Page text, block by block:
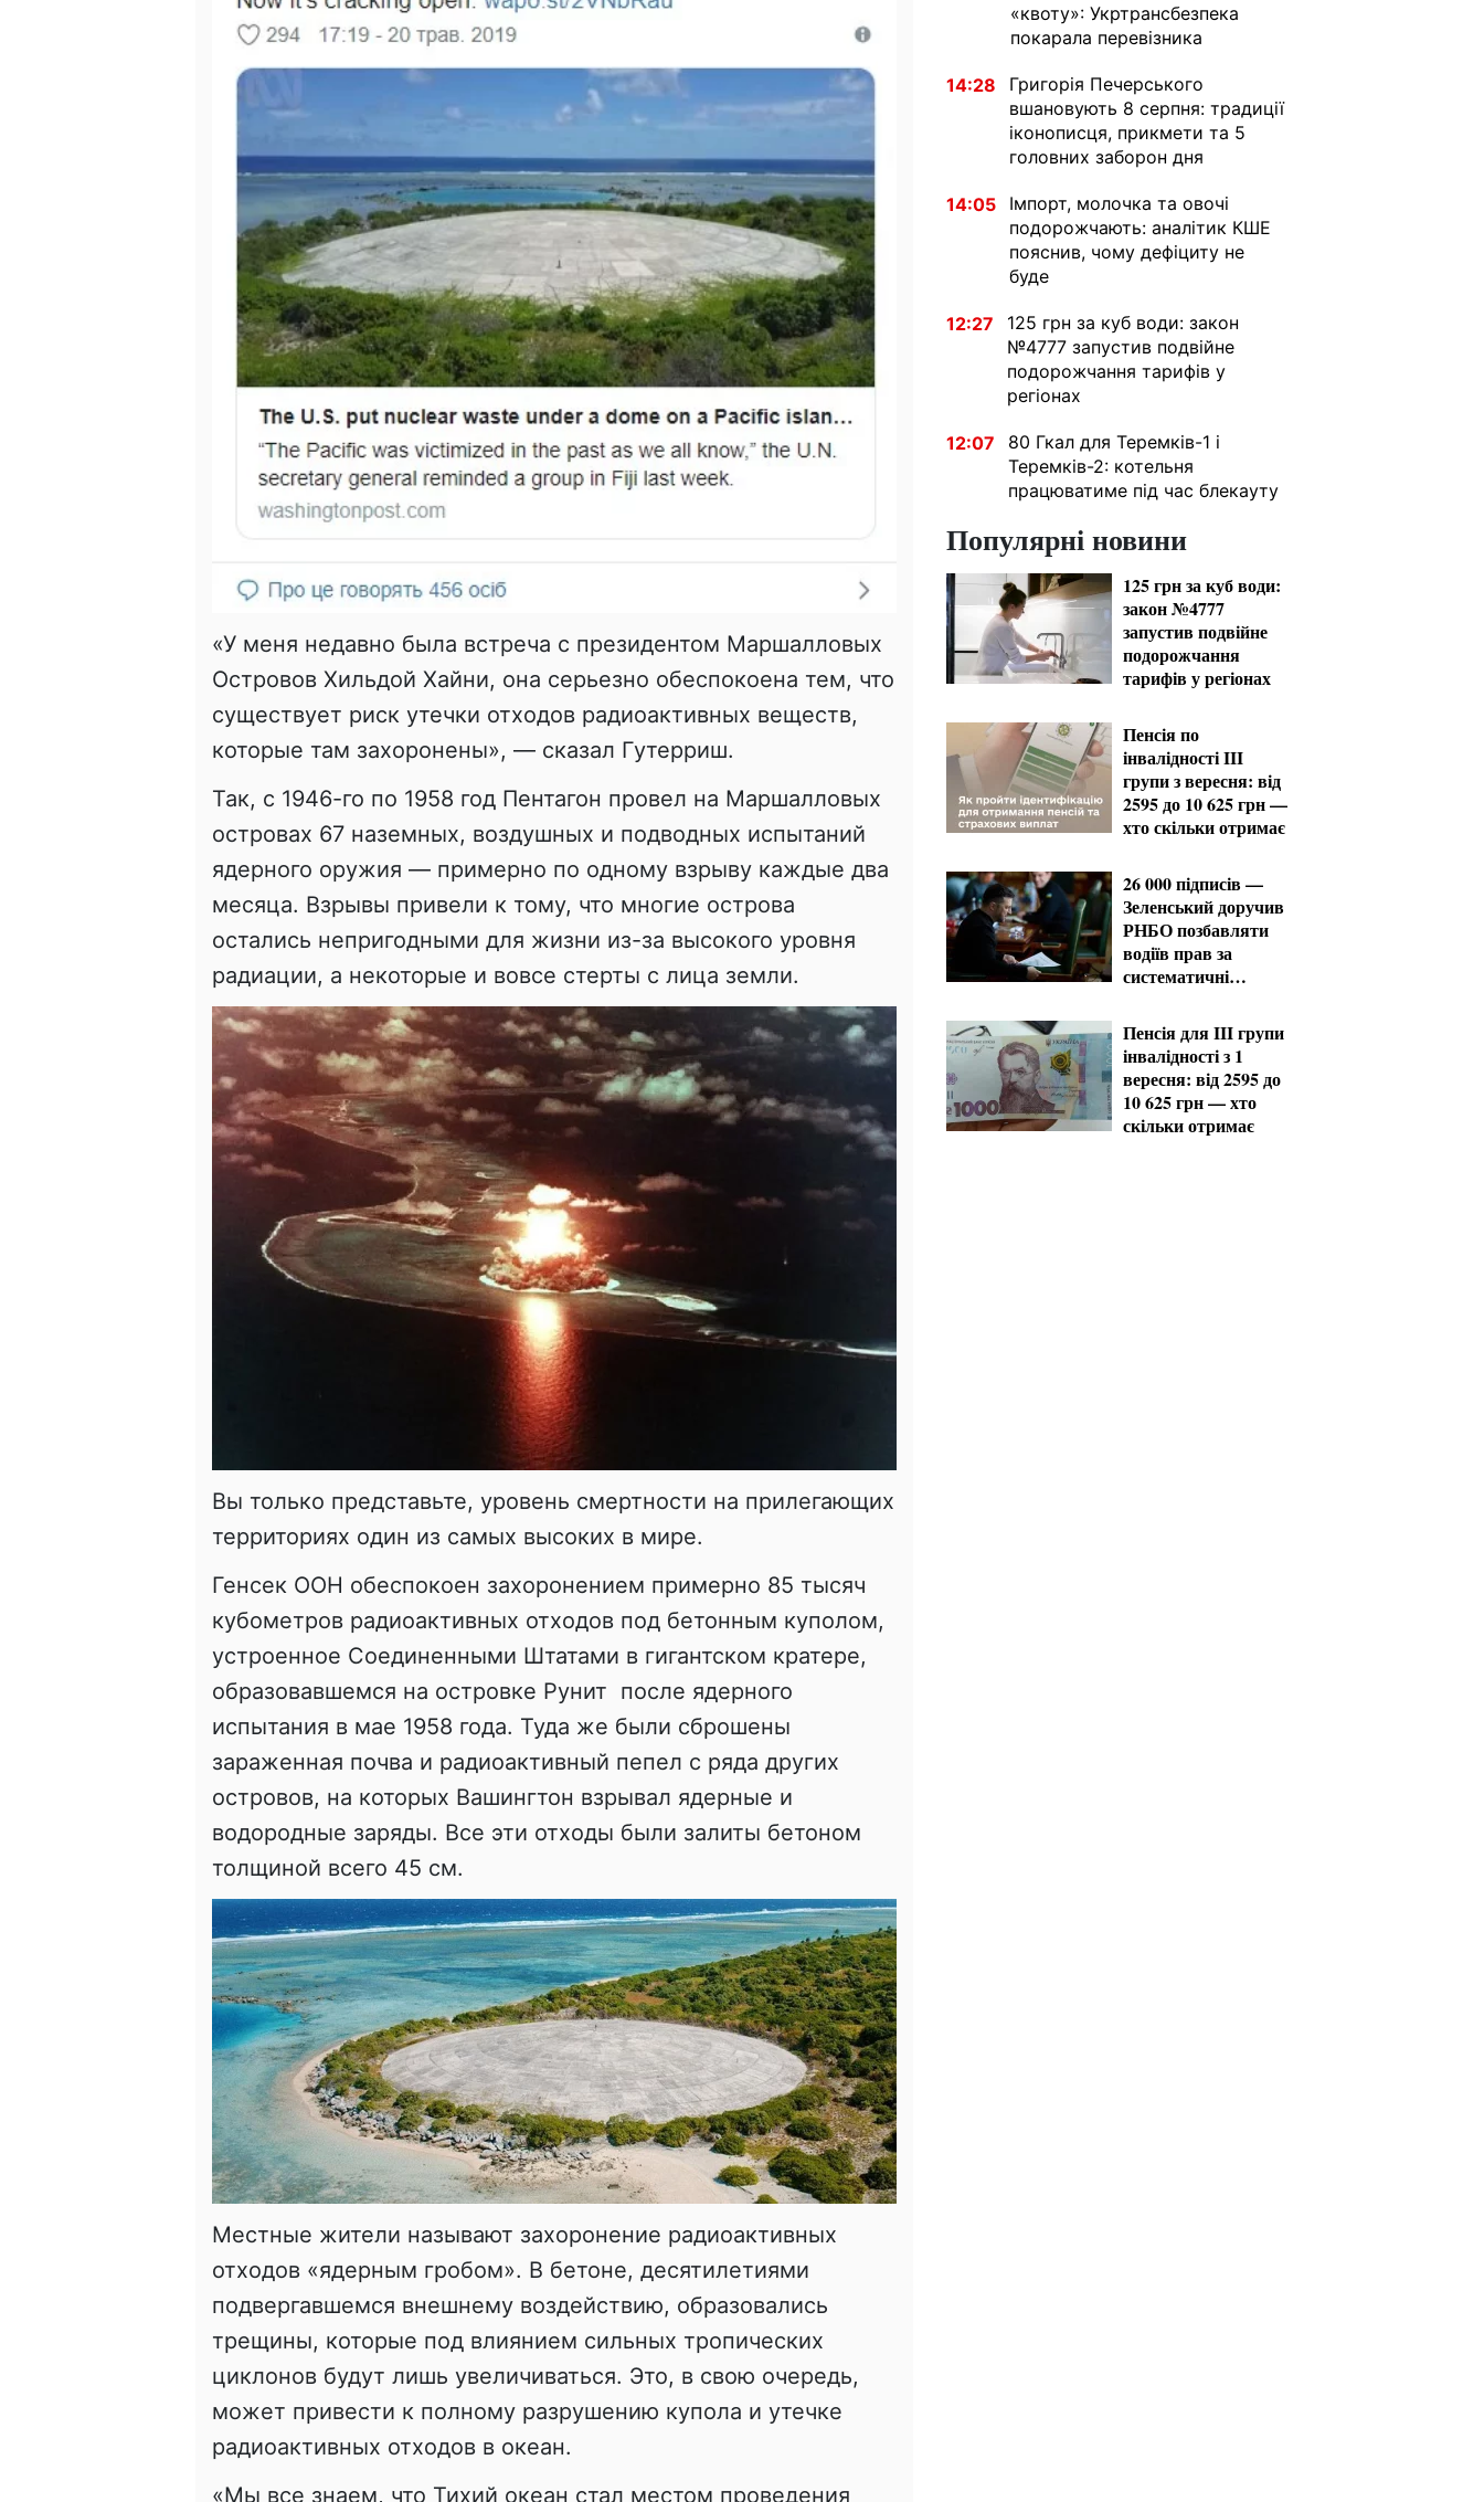
«У меня недавно была встреча с президентом Маршалловых
Островов Хильдой Хайни, она серьезно обеспокоена тем, что
существует риск утечки отходов радиоактивных веществ,
которые там захоронены», — сказал Гутерриш.
Так, с 1946-го по 1958 год Пентагон провел на Маршалловых
островах 67 наземных, воздушных и подводных испытаний
ядерного оружия — примерно по одному взрыву каждые два
месяца. Взрывы привели к тому, что многие острова
остались непригодными для жизни из-за высокого уровня
радиации, а некоторые и вовсе стерты с лица земли.
Вы только представьте, уровень смертности на прилегающих
территориях один из самых высоких в мире.
Генсек ООН обеспокоен захоронением примерно 85 тысяч
кубометров радиоактивных отходов под бетонным куполом,
устроенное Соединенными Штатами в гигантском кратере,
образовавшемся на островке Рунит после ядерного
испытания в мае 1958 года. Туда же были сброшены
зараженная почва и радиоактивный пепел с ряда других
островов, на которых Вашингтон взрывал ядерные и
водородные заряды. Все эти отходы были залиты бетоном
толщиной всего 45 см.
Местные жители называют захоронение радиоактивных
отходов «ядерным гробом». В бетоне, десятилетиями
подвергавшемся внешнему воздействию, образовались
трещины, которые под влиянием сильных тропических
циклонов будут лишь увеличиваться. Это, в свою очередь,
может привести к полному разрушению купола и утечке
радиоактивных отходов в океан.
«Мы все знаем, что Тихий океан стал местом проведения
«квоту»: Укртрансбезпека
покарала перевізника
14:28
Григорія Печерського
вшановують 8 серпня: традиції
іконописця, прикмети та 5
головних заборон дня
14:05
Імпорт, молочка та овочі
подорожчають: аналітик КШЕ
пояснив, чому дефіциту не
буде
12:27
125 грн за куб води: закон
№4777 запустив подвійне
подорожчання тарифів у
регіонах
12:07
80 Гкал для Теремків-1 і
Теремків-2: котельня
працюватиме під час блекауту
Популярні новини
125 грн за куб води:
закон №4777
запустив подвійне
подорожчання
тарифів у регіонах
Пенсія по
інвалідності III
групи з вересня: від
2595 до 10 625 грн —
хто скільки отримає
26 000 підписів —
Зеленський доручив
РНБО позбавляти
водіїв прав за
систематичні
Пенсія для III групи
інвалідності з 1
вересня: від 2595 до
10 625 грн — хто
скільки отримає